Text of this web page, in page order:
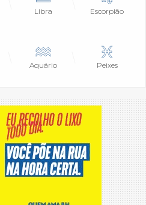
Libra Escorpião
Aquário Peixes